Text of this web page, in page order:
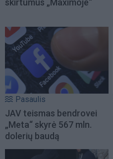
skirtumus „Maximoje“
Pasaulis
JAV teismas bendrovei
„Meta“ skyrė 567 mln.
dolerių baudą